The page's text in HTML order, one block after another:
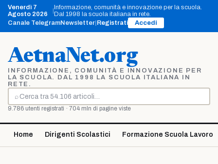
Vai
contenuto
Venerdì 7
Agosto 2026
Informazione, comunità e innovazione per la scuola.
Dal 1998 la scuola italiana in rete.
Canale TelegramNewsletter Registrati Accedi
AetnaNet.org
INFORMAZIONE, COMUNITÀ E INNOVAZIONE PER
LA SCUOLA. DAL 1998 LA SCUOLA ITALIANA IN
RETE.
⌕
Cerca
9.786 utenti registrati · 704 mln di pagine viste
Home Dirigenti Scolastici Formazione Scuola Lavoro